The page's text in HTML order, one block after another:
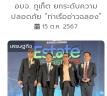
อบจ. ภูเก็ต ยกระดับความ
ปลอดภัย “ท่าเรืออ่าวฉลอง”
นำระบบ AI มาใช้แห่งแรกใน
15 ต.ค. 2567
เศรษฐกิจ